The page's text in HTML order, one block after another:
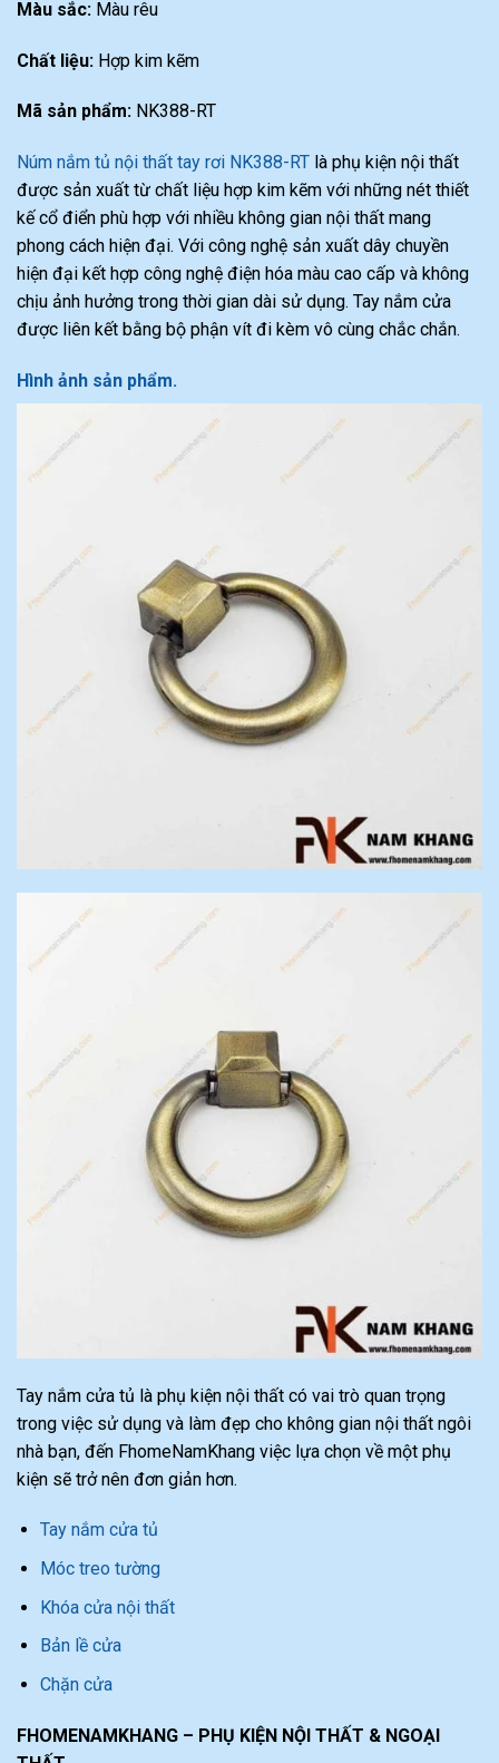
Màu sắc: Màu rêu
Chất liệu: Hợp kim kẽm
Mã sản phẩm: NK388-RT
Núm nắm tủ nội thất tay rơi NK388-RT là phụ kiện nội thất
được sản xuất từ chất liệu hợp kim kẽm với những nét thiết
kế cổ điển phù hợp với nhiều không gian nội thất mang
phong cách hiện đại. Với công nghệ sản xuất dây chuyền
hiện đại kết hợp công nghệ điện hóa màu cao cấp và không
chịu ảnh hưởng trong thời gian dài sử dụng. Tay nắm cửa
được liên kết bằng bộ phận vít đi kèm vô cùng chắc chắn.
Hình ảnh sản phẩm.
Tay nắm cửa tủ là phụ kiện nội thất có vai trò quan trọng
trong việc sử dụng và làm đẹp cho không gian nội thất ngôi
nhà bạn, đến FhomeNamKhang việc lựa chọn về một phụ
kiện sẽ trở nên đơn giản hơn.
Tay nắm cửa tủ
Móc treo tường
Khóa cửa nội thất
Bản lề cửa
Chặn cửa
FHOMENAMKHANG – PHỤ KIỆN NỘI THẤT & NGOẠI